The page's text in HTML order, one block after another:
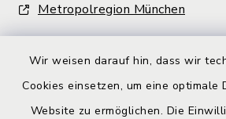
Wir weisen darauf hin, dass wir
Cookies einsetzen, um eine optimale
Website zu ermöglichen. Die
Metropolregion München